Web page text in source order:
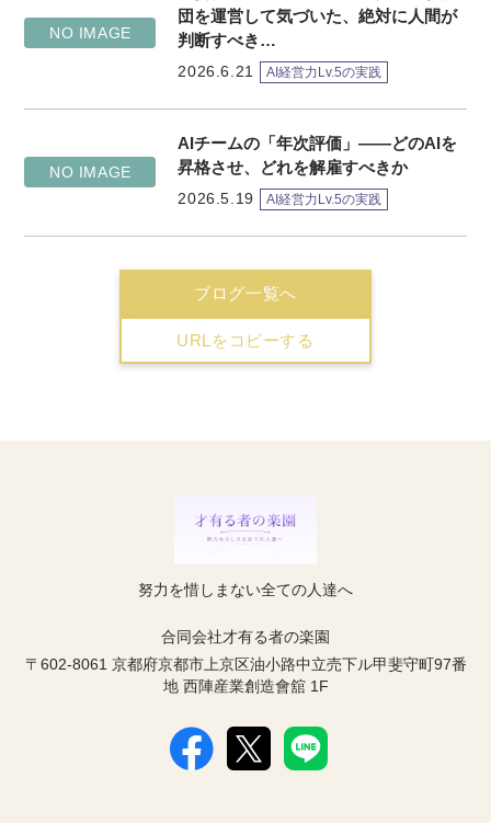
NO IMAGE
団を運営して気づいた、絶対に人間が
判断すべき…
2026.6.21 AI経営力Lv.5の実践
NO IMAGE
AIチームの「年次評価」——どのAIを
昇格させ、どれを解雇すべきか
2026.5.19 AI経営力Lv.5の実践
ブログ一覧へ
URLをコピーする
努力を惜しまない全ての人達へ
合同会社才有る者の楽園
〒602-8061 京都府京都市上京区油小路中立売下ル甲斐守町97番
地 西陣産業創造會舘 1F